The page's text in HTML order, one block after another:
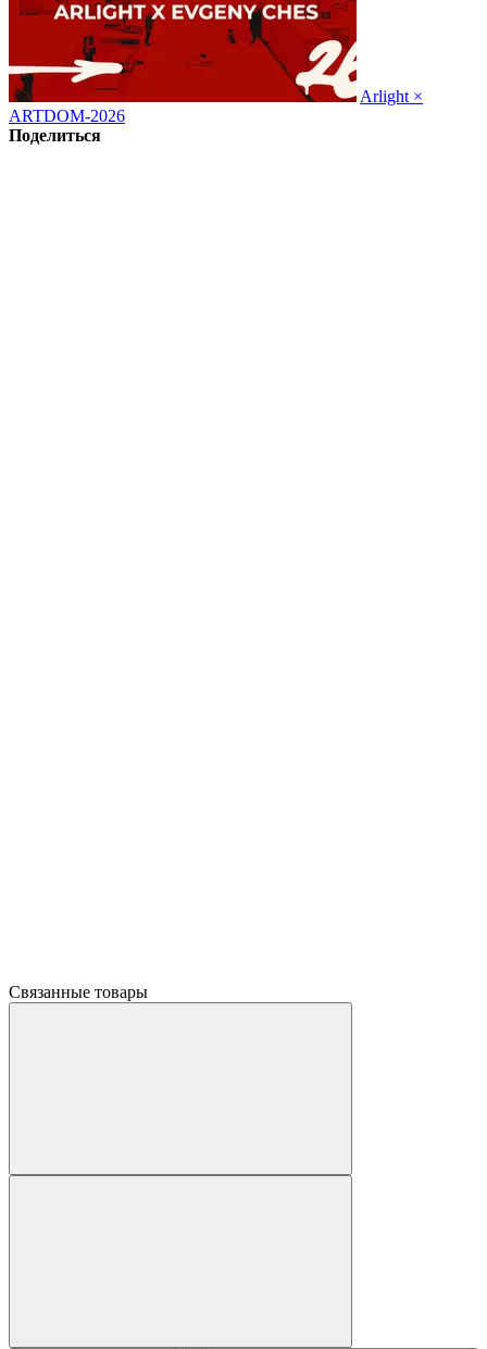
Arlight ×
ARTDOM-2026
Поделиться
Связанные товары